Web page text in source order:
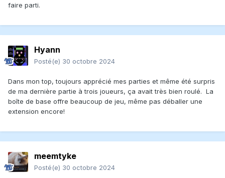
faire parti.
Hyann
Posté(e) 30 octobre 2024
Dans mon top, toujours apprécié mes parties et même été surpris
de ma dernière partie à trois joueurs, ça avait très bien roulé. La
boîte de base offre beaucoup de jeu, même pas déballer une
extension encore!
meemtyke
Posté(e) 30 octobre 2024